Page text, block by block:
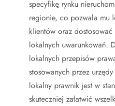
specyfikę rynku
regionie, co pozwala mu
klientów oraz
lokalnych uwarunkowań.
lokalnych przepisów
stosowanych przez
lokalny prawnik jest w
skuteczniej załatwić